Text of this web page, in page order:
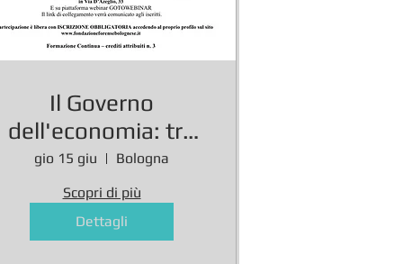
in appello per il reato
IL
Il Governo
dell'economia: tra
repressione,
prevenzione e
riparazione
gio 15 giu
Bologna
Scopri di più
Dettagli